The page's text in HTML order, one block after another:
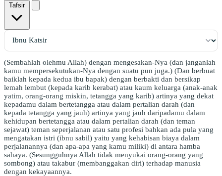
Tafsir
(Sembahlah olehmu Allah) dengan mengesakan-Nya (dan janganlah
kamu mempersekutukan-Nya dengan suatu pun juga.) (Dan berbuat
baiklah kepada kedua ibu bapak) dengan berbakti dan bersikap
lemah lembut (kepada karib kerabat) atau kaum keluarga (anak-anak
yatim, orang-orang miskin, tetangga yang karib) artinya yang dekat
kepadamu dalam bertetangga atau dalam pertalian darah (dan
kepada tetangga yang jauh) artinya yang jauh daripadamu dalam
kehidupan bertetangga atau dalam pertalian darah (dan teman
sejawat) teman seperjalanan atau satu profesi bahkan ada pula yang
mengatakan istri (ibnu sabil) yaitu yang kehabisan biaya dalam
perjalanannya (dan apa-apa yang kamu miliki) di antara hamba
sahaya. (Sesungguhnya Allah tidak menyukai orang-orang yang
sombong) atau takabur (membanggakan diri) terhadap manusia
dengan kekayaannya.